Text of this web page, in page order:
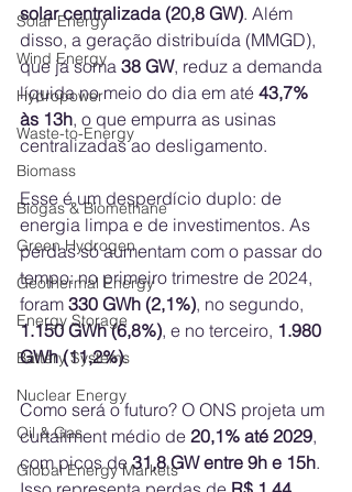
Solar Energy
Wind Energy
Hydropower
Waste-to-Energy
Biomass
Biogas & Biomethane
Green Hydrogen
Geothermal Energy
Energy Storage
Battery Systems
Nuclear Energy
Oil & Gas
Global Energy Markets
solar centralizada (20,8 GW). Além
disso, a geração distribuída (MMGD),
que já soma 38 GW, reduz a demanda
líquida no meio do dia em até 43,7%
às 13h, o que empurra as usinas
centralizadas ao desligamento.
Esse é um desperdício duplo: de
energia limpa e de investimentos. As
perdas só aumentam com o passar do
tempo: no primeiro trimestre de 2024,
foram 330 GWh (2,1%), no segundo,
1.150 GWh (6,8%), e no terceiro, 1.980
GWh (11,2%).
Como será o futuro? O ONS projeta um
curtailment médio de 20,1% até 2029,
com picos de 31,8 GW entre 9h e 15h.